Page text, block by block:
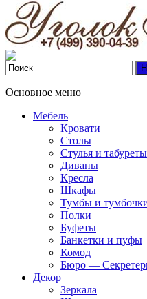
Основное меню
Мебель
Кровати
Столы
Стулья и табуреты
Диваны
Кресла
Шкафы
Тумбы и
Полки
Буфеты
Банкетки и пуфы
Комод
Бюро —
Декор
Зеркала